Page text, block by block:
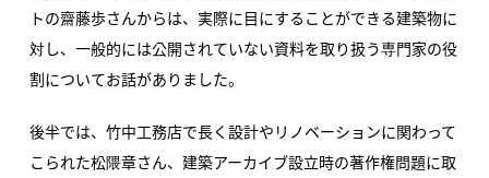
トの齋藤歩さんからは、実際に目にすることができる建築物に
対し、一般的には公開されていない資料を取り扱う専門家の役
割についてお話がありました。
後半では、竹中工務店で長く設計やリノベーションに関わって
こられた松隈章さん、建築アーカイブ設立時の著作権問題に取